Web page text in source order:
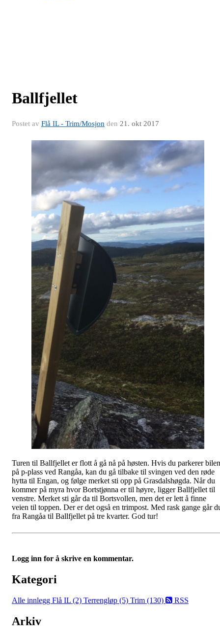
Ballfjellet
Postet av Flå IL - Trim/Mosjon den 21. okt 2017
Turen til Ballfjellet er flott å gå nå på høsten. Hvis du parkerer bilen
på p-plass ved Rangåa, kan du gå tilbake til svingen ved den røde
hytta til Engan, og følge merket sti opp på Grasdalshøgda. Når du
kommer på myra hvor Bortstjønna er til høyre, ligger Ballfjellet til
venstre. Merket sti går da til Bortsvollen, men det er lett å finne
veien til toppen. Der er det også en trimpost. Med rask gange går
fra Rangåa til Ballfjellet på tre kvarter. God tur!
Logg inn for å skrive en kommentar.
Kategori
Alle innlegg Flå IL (2) Terrengløp (5) Trim (130) RSS
Arkiv